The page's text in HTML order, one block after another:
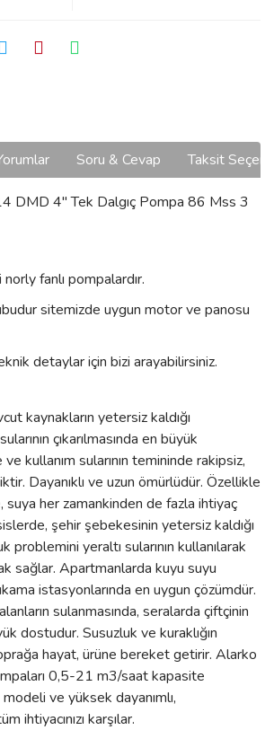
Soru & Cevap Taksit
DMD 4'' Tek Dalgıç Pompa 86 Mss 3
fanlı pompalardır.
sitemizde uygun motor ve panosu
detaylar için bizi arayabilirsiniz.
kaynakların yetersiz kaldığı
çıkarılmasında en büyük
ve kullanım sularının temininde rakipsiz,
Dayanıklı ve uzun ömürlüdür. Özellikle
suya her zamankinden de fazla ihtiyaç
şehir şebekesinin yetersiz kaldığı
problemini yeraltı sularının kullanılarak
sağlar. Apartmanlarda kuyu suyu
istasyonlarında en uygun çözümdür.
sulanmasında, seralarda çiftçinin
dostudur. Susuzluk ve kuraklığın
hayat, ürüne bereket getirir. Alarko
0,5-21 m3/saat kapasite
ve yüksek dayanımlı,
ihtiyacınızı karşılar.